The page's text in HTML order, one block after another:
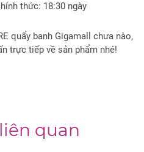
thức: 18:30 ngày
quẩy banh Gigamall chưa nào,
trực tiếp về sản phẩm nhé!
quan